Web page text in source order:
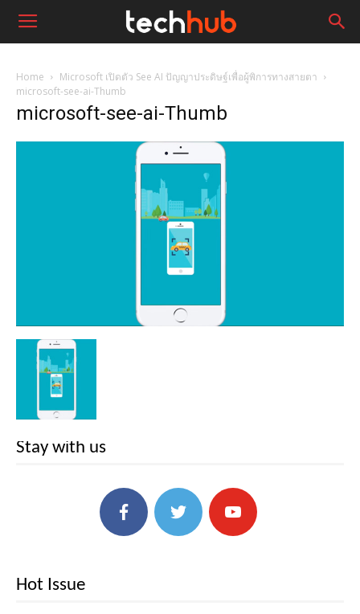
Home
Microsoft เปิดตัว See AI ปัญญาประดิษฐ์เพื่อผู้พิการทางสายตา
microsoft-see-ai-Thumb
microsoft-see-ai-Thumb
Stay with us
Hot Issue